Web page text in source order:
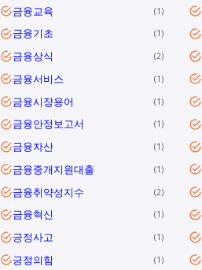
금융교육 1
금융기초 1
금융상식 2
금융서비스 1
금융시장용어 1
금융안정보고서 1
금융자산 1
금융중개지원대출 1
금융취약성지수 2
금융혁신 1
긍정사고 1
긍정의힘 1